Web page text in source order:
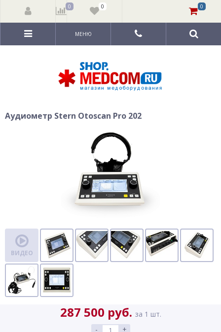
МЕНЮ
Аудиометр Stern Otoscan Pro 202
ВИДЕО
287 500 руб. за 1 шт.
-
+
0 0 0